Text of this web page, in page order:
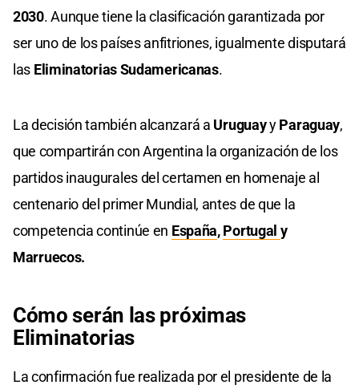
2030. Aunque tiene la clasificación garantizada por
ser uno de los países anfitriones, igualmente disputará
las Eliminatorias Sudamericanas.
La decisión también alcanzará a UruguayyParaguay,
que compartirán con Argentina la organización de los
partidos inaugurales del certamen en homenaje al
centenario del primer Mundial, antes de que la
competencia continúe en España,Portugal y
Marruecos.
Cómo serán las próximas
Eliminatorias
La confirmación fue realizada por el presidente de la